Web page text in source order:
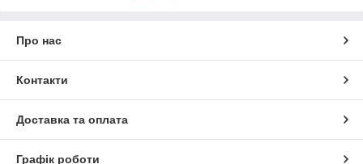
Про нас
Контакти
Доставка та оплата
Графік роботи